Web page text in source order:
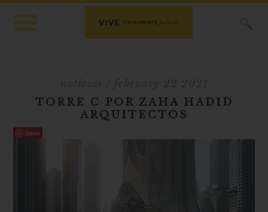
TORRE C POR ZAHA HADID
ARQUITECTOS
Save